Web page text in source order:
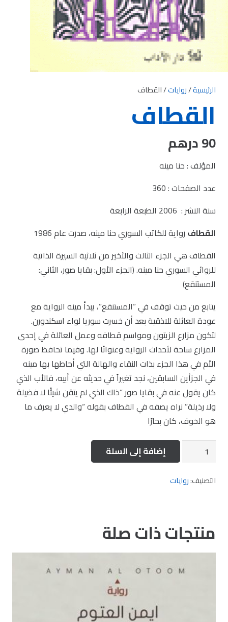
الرئيسية/روايات/ القطاف
القطاف
90درهم
المؤلف : حنا مينه
عدد الصفحات : 360
سنة النشر : 2006 الطبعة الرابعة
القطاف رواية للكاتب السوري حنا مينه، صدرت عام 1986
القطاف هي الجزء الثالث والأخير من ثلاثية السيرة الذاتية
للروائي السوري حنا مينه. (الجزء الأول: بقايا صور، الثاني:
المستنقع)
يتابع من حيث توقف في “المستنقع”، يبدأ مينه الرواية مع
عودة العائلة للاذقية بعد أن خسرت سوريا لواء اسكندورن.
لتكون مزارع الزيتون ومواسم قطافه وعمل العائلة في إحدى
المزارع ساحة لأحداث الرواية وعنوانًا لها. وفيما تحافظ صورة
الأم في هذا الجزء بذات النقاء والهالة التي أحاطها بها مينه
في الجزأين السابقين، نجد تغيراً في حديثه عن أبيه، فالأب الذي
كان يقول عنه في بقايا صور “ذاك الذي لم يتقن شيئًا لا فضيلة
ولا رذيلة” نراه يصفه في القطاف بقوله “والدي لا يعرف ما
هو الخوف، كان بحارًا
كمية
إضافة إلى السلة
التصنيف:روايات
منتجات ذات صلة